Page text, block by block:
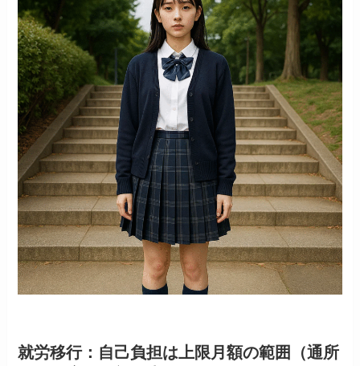
就労移行：自己負担は上限月額の範囲（通所